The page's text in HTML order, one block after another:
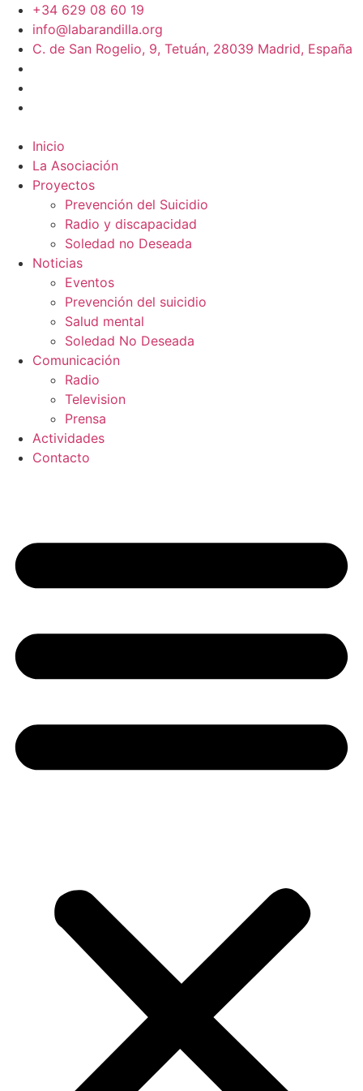
+34 629 08 60 19
info@labarandilla.org
C. de San Rogelio, 9, Tetuán, 28039 Madrid, España
Inicio
La Asociación
Proyectos
Prevención del Suicidio
Radio y discapacidad
Soledad no Deseada
Noticias
Eventos
Prevención del suicidio
Salud mental
Soledad No Deseada
Comunicación
Radio
Television
Prensa
Actividades
Contacto